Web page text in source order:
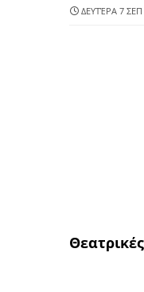
ΔΕΥΤΈΡΑ 7 ΣΕΠ